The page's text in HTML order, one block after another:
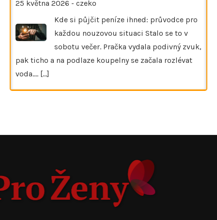
25 května 2026 - czeko
Kde si půjčit peníze ihned: průvodce pro
každou nouzovou situaci Stalo se to v
sobotu večer. Pračka vydala podivný zvuk,
pak ticho a na podlaze koupelny se začala rozlévat
voda.… [...]